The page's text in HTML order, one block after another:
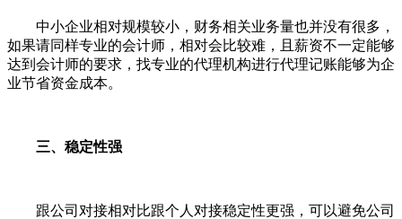
中小企业相对规模较小，财务相关业务量也并没有很多，
如果请同样专业的会计师，相对会比较难，且薪资不一定能够
达到会计师的要求，找专业的代理机构进行代理记账能够为企
业节省资金成本。
三、稳定性强
跟公司对接相对比跟个人对接稳定性更强，可以避免公司